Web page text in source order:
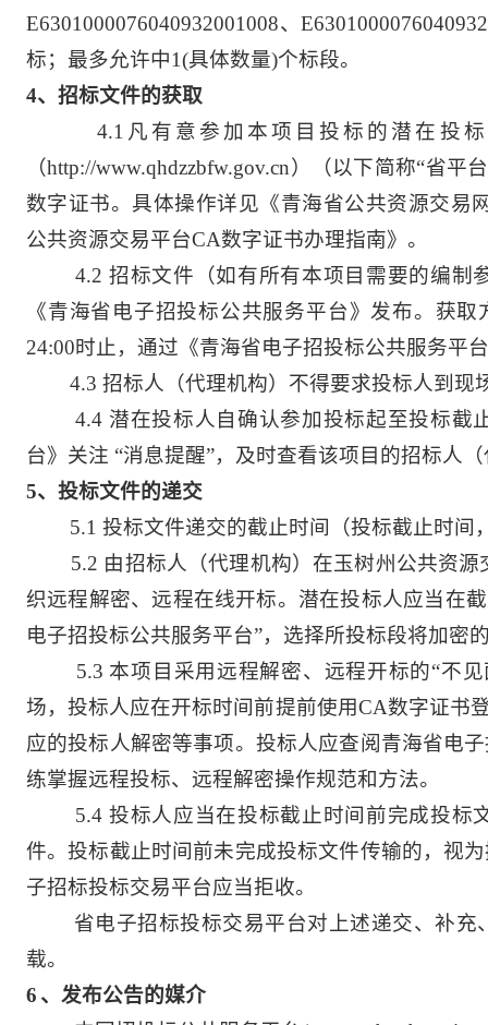
E6301000076040932001008、
标；最多允许中1(具体数量)个标段。
4、招标文件的获取
4.1 凡有意参加本项目投标的潜在投
（http://www.qhdzzbfw.gov.cn）（以下简称“省
数字证书。具体操作详见《青海省公共资源交易
公共资源交易平台CA数字证书办理指南》。
4.2 招标文件（如有所有本项目需要的编制
《青海省电子招投标公共服务平台》发布。获
24:00时止，通过《青海省电子招投标公共服务平
4.3 招标人（代理机构）不得要求投标人到现
4.4 潜在投标人自确认参加投标起至投标截
台》关注 “消息提醒”，及时查看该项目的招标人
5、投标文件的递交
5.1 投标文件递交的截止时间（投标截止时间
5.2 由招标人（代理机构）在玉树州公共资
织远程解密、远程在线开标。潜在投标人应当在
电子招投标公共服务平台”，选择所投标段将加密
5.3 本项目采用远程解密、远程开标的“不
场，投标人应在开标时间前提前使用CA数字证书
应的投标人解密等事项。投标人应查阅青海省电
练掌握远程投标、远程解密操作规范和方法。
5.4投标人应当在投标截止时间前完成投标
件。投标截止时间前未完成投标文件传输的，视
子招标投标交易平台应当拒收。
省电子招标投标交易平台对上述递交、补
载。
6 、发布公告的媒介